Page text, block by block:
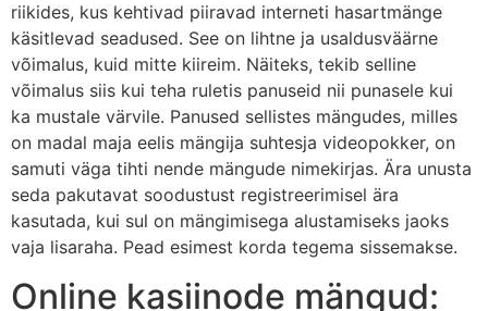
riikides, kus kehtivad piiravad interneti hasartmänge
käsitlevad seadused. See on lihtne ja usaldusväärne
võimalus, kuid mitte kiireim. Näiteks, tekib selline
võimalus siis kui teha ruletis panuseid nii punasele kui
ka mustale värvile. Panused sellistes mängudes, milles
on madal maja eelis mängija suhtesja videopokker, on
samuti väga tihti nende mängude nimekirjas. Ära unusta
seda pakutavat soodustust registreerimisel ära
kasutada, kui sul on mängimisega alustamiseks jaoks
vaja lisaraha. Pead esimest korda tegema sissemakse.
Online kasiinode mängud: